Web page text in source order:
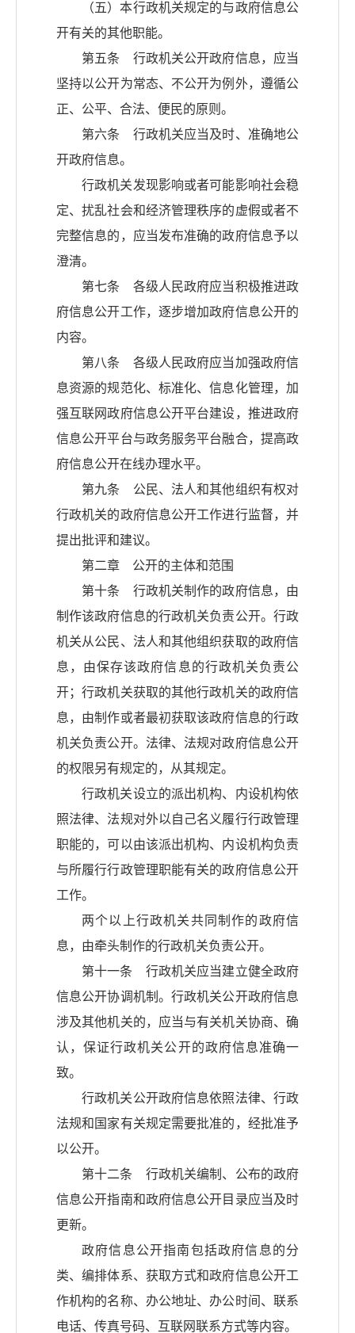
（五）本行政机关规定的与政府信息公
开有关的其他职能。
第五条 行政机关公开政府信息，应当
坚持以公开为常态、不公开为例外，遵循公
正、公平、合法、便民的原则。
第六条 行政机关应当及时、准确地公
开政府信息。
行政机关发现影响或者可能影响社会稳
定、扰乱社会和经济管理秩序的虚假或者不
完整信息的，应当发布准确的政府信息予以
澄清。
第七条 各级人民政府应当积极推进政
府信息公开工作，逐步增加政府信息公开的
内容。
第八条 各级人民政府应当加强政府信
息资源的规范化、标准化、信息化管理，加
强互联网政府信息公开平台建设，推进政府
信息公开平台与政务服务平台融合，提高政
府信息公开在线办理水平。
第九条 公民、法人和其他组织有权对
行政机关的政府信息公开工作进行监督，并
提出批评和建议。
第二章 公开的主体和范围
第十条 行政机关制作的政府信息，由
制作该政府信息的行政机关负责公开。行政
机关从公民、法人和其他组织获取的政府信
息，由保存该政府信息的行政机关负责公
开；行政机关获取的其他行政机关的政府信
息，由制作或者最初获取该政府信息的行政
机关负责公开。法律、法规对政府信息公开
的权限另有规定的，从其规定。
行政机关设立的派出机构、内设机构依
照法律、法规对外以自己名义履行行政管理
职能的，可以由该派出机构、内设机构负责
与所履行行政管理职能有关的政府信息公开
工作。
两个以上行政机关共同制作的政府信
息，由牵头制作的行政机关负责公开。
第十一条 行政机关应当建立健全政府
信息公开协调机制。行政机关公开政府信息
涉及其他机关的，应当与有关机关协商、确
认，保证行政机关公开的政府信息准确一
致。
行政机关公开政府信息依照法律、行政
法规和国家有关规定需要批准的，经批准予
以公开。
第十二条 行政机关编制、公布的政府
信息公开指南和政府信息公开目录应当及时
更新。
政府信息公开指南包括政府信息的分
类、编排体系、获取方式和政府信息公开工
作机构的名称、办公地址、办公时间、联系
电话、传真号码、互联网联系方式等内容。